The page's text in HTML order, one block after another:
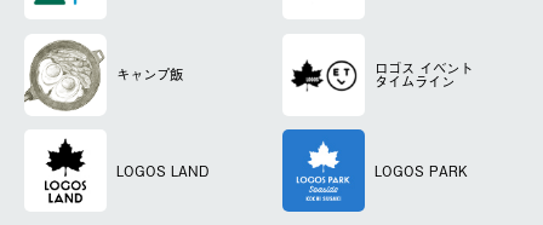
キャンプ飯 ロゴス イベント
タイムライン
LOGOS LAND LOGOS PARK